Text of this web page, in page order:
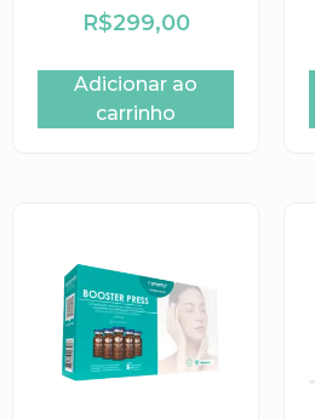
R$299,00
Adicionar ao
carrinho